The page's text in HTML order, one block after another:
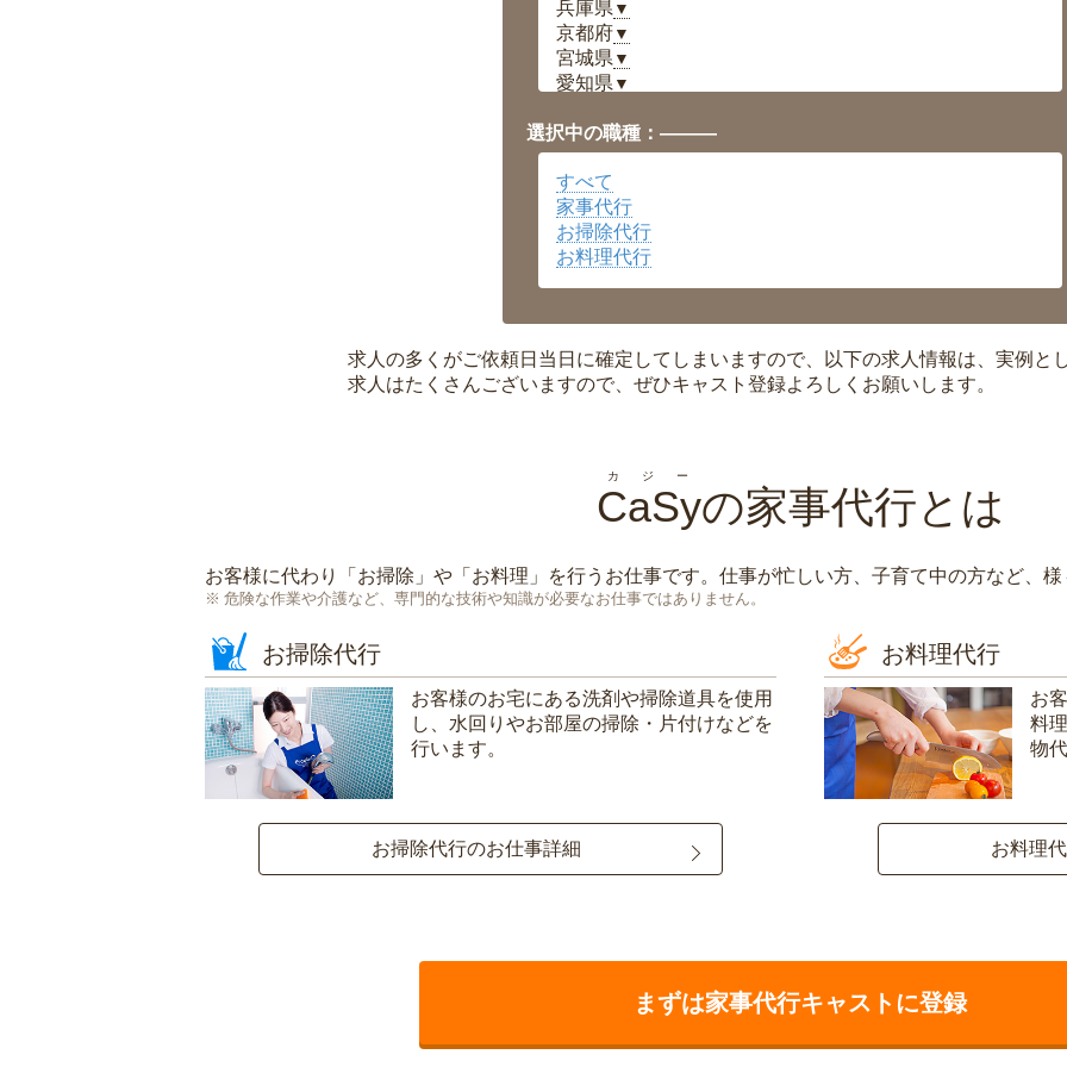
兵庫県 ▼
京都府▼
宮城県 ▼
愛知県 ▼
岡山県▼
広島県▼
沖縄県
選択中の職種：———
すべて
家事代行
お掃除代行
お料理代行
求人の多くがご依頼日当日に確定してしまいますので、以下の求人情報は、実例と
求人はたくさんございますので、ぜひキャスト登録よろしくお願いします。
CaSy
カジー
の家事代行とは
お客様に代わり「 お掃除 」や「 お料理 」を行うお仕事です。仕事が忙しい方、子育て中の方など、
危険な作業や介護など、専門的な技術や知識が必要なお仕事ではありません。
お掃除代行
お客様のお宅にある洗剤や掃除道具を使用
し、水回りやお部屋の掃除・片付けなどを
行います。
お掃除代行のお仕事詳細
お料理代行
お
料
物
お料理
まずは家事代行キャストに登録